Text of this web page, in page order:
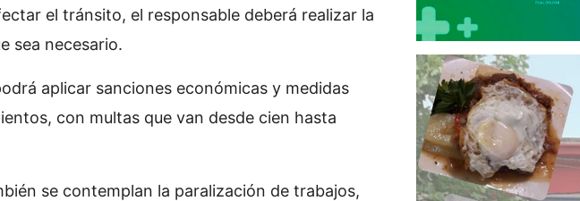
el tránsito, el responsable deberá realizar la
sea necesario.
aplicar sanciones económicas y medidas
con multas que van desde cien hasta
se contemplan la paralización de trabajos,